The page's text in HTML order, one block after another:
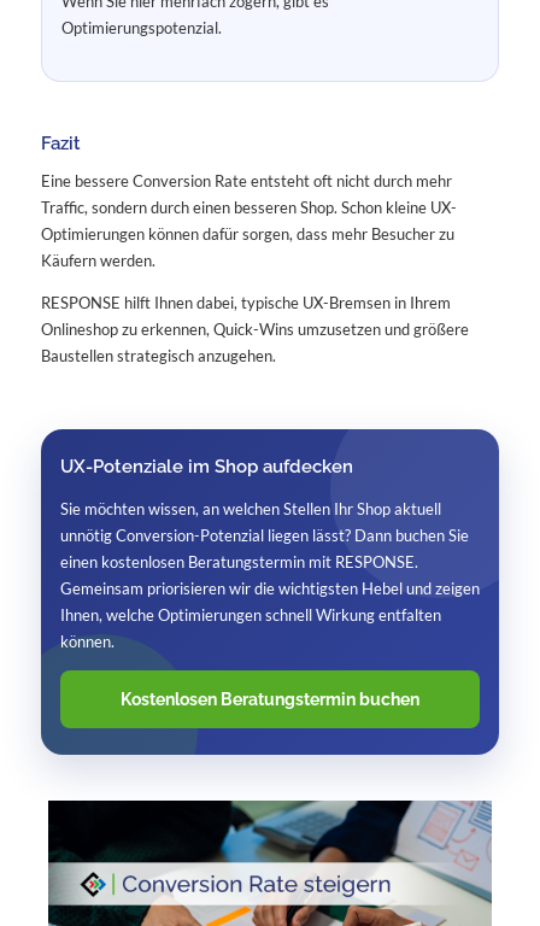
Optimierungspotenzial.
Fazit
Eine bessere Conversion Rate entsteht oft nicht durch mehr
Traffic, sondern durch einen besseren Shop. Schon kleine UX-
Optimierungen können dafür sorgen, dass mehr Besucher zu
Käufern werden.
RESPONSE hilft Ihnen dabei, typische UX-Bremsen in Ihrem
Onlineshop zu erkennen, Quick-Wins umzusetzen und größere
Baustellen strategisch anzugehen.
UX-Potenziale im Shop aufdecken
Sie möchten wissen, an welchen Stellen Ihr Shop aktuell
unnötig Conversion-Potenzial liegen lässt? Dann buchen Sie
einen kostenlosen Beratungstermin mit RESPONSE.
Gemeinsam priorisieren wir die wichtigsten Hebel und zeigen
Ihnen, welche Optimierungen schnell Wirkung entfalten
können.
Kostenlosen Beratungstermin buchen